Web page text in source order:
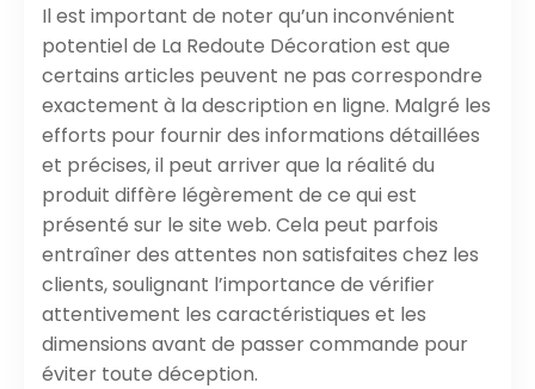
Il est important de noter qu’un inconvénient
potentiel de La Redoute Décoration est que
certains articles peuvent ne pas correspondre
exactement à la description en ligne. Malgré les
efforts pour fournir des informations détaillées
et précises, il peut arriver que la réalité du
produit diffère légèrement de ce qui est
présenté sur le site web. Cela peut parfois
entraîner des attentes non satisfaites chez les
clients, soulignant l’importance de vérifier
attentivement les caractéristiques et les
dimensions avant de passer commande pour
éviter toute déception.